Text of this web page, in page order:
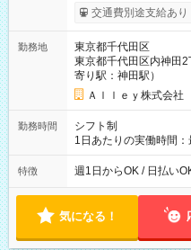
給与は本採用時と同じで
交通費別途支給あり
勤務地
東京都千代田区
東京都千代田区内神田
寄り駅：神田駅）
Ａｌｌｅｙ株式会社
勤務時間
シフト制
1日あたりの実働時間
実働時間：1-5時間 └上
能！ └平日・土曜日の
18:00 などのよう
特徴 週1日からOK / 日払い
気になる！